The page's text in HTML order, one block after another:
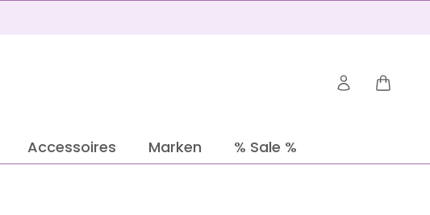
Accessoires Marken % Sale %